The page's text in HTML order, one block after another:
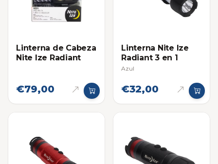
Linterna de Cabeza
Nite Ize Radiant
€79,00
Linterna Nite Ize
Radiant 3 en 1
Azul
€32,00